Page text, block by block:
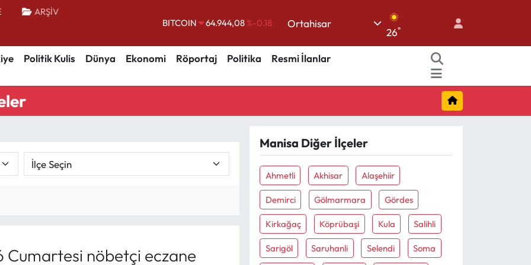
ARŞİV
DOLAR
47,7436%0.18
EURO
55,2510%0.32
STERLİN
GRAM ALTIN
6660.55%0.03
Ortahisar
26°
Politik Kulis Dünya Ekonomi Röportaj Politika
Resmi İlanlar
Cumartesi nöbetçi eczane
Manisa Diğer İlçeler
Ahmetli Akhisar Alaşehiir
Demirci Gölmarmara Gördes
Kirkağaç Köprübaşi Kula Salihli
Sarigöl Saruhanli Selendi Soma